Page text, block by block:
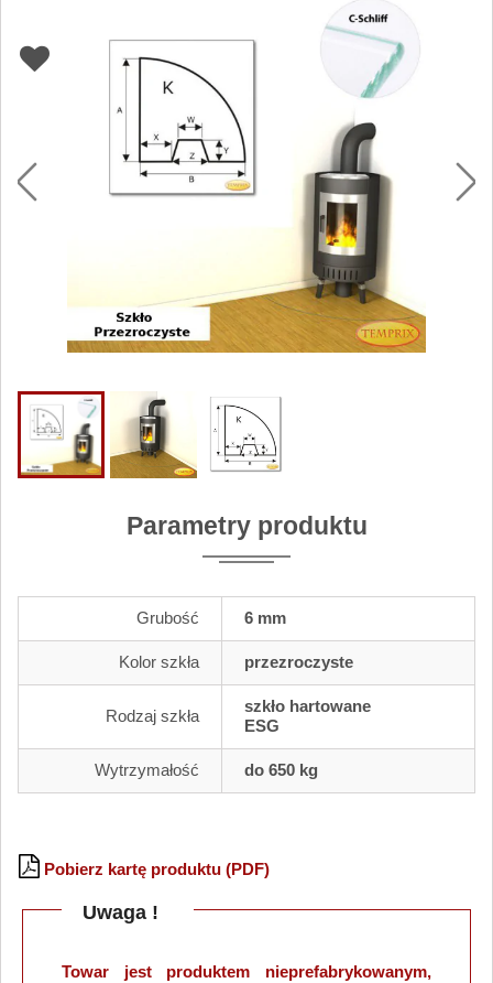
Parametry produktu
Grubość 6 mm
Kolor szkła przezroczyste
Rodzaj szkła
szkło hartowane
ESG
Wytrzymałość do 650 kg
Pobierz kartę produktu (PDF)
Uwaga !
Towar jest produktem nieprefabrykowanym,